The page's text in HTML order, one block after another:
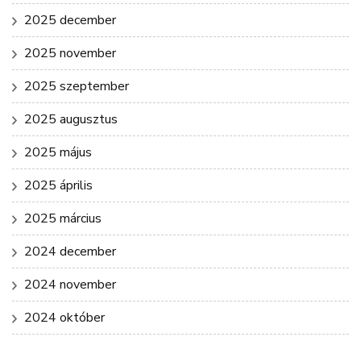
2025 december
2025 november
2025 szeptember
2025 augusztus
2025 május
2025 április
2025 március
2024 december
2024 november
2024 október